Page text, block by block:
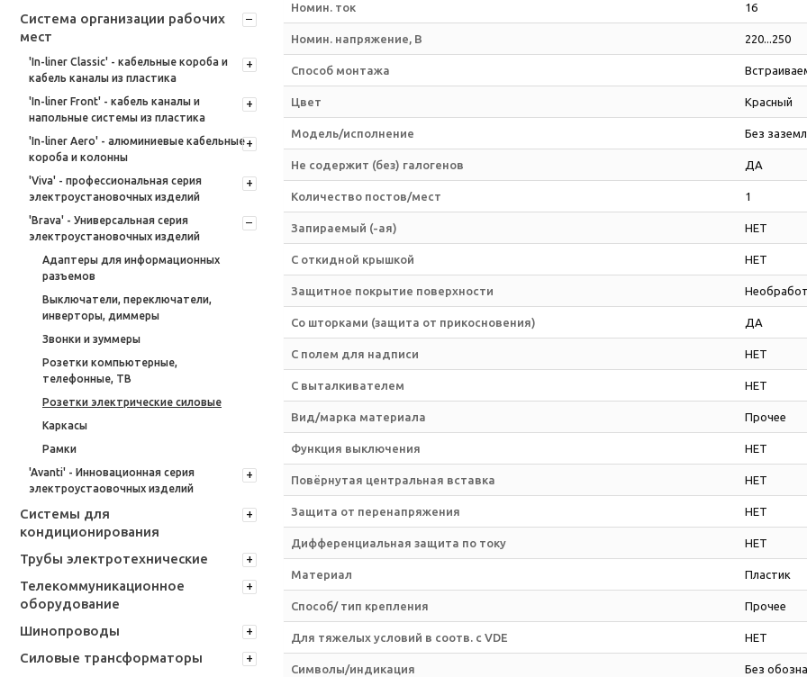
Система организации рабочих
мест
'In-liner Classic' - кабельные короба и
кабель каналы из пластика
'In-liner Front' - кабель каналы и
напольные системы из пластика
'In-liner Aero' - алюминиевые кабельные
короба и колонны
'Viva' - профессиональная серия
электроустановочных изделий
'Brava' - Универсальная серия
электроустановочных изделий
Адаптеры для информационных
разъемов
Выключатели, переключатели,
инверторы, диммеры
Звонки и зуммеры
Розетки компьютерные,
телефонные, ТВ
Розетки электрические силовые
Каркасы
Рамки
'Avanti' - Инновационная серия
электроустаовочных изделий
Системы для
кондиционирования
Трубы электротехнические
Телекоммуникационное
оборудование
Шинопроводы
Силовые трансформаторы
Номин. ток 16
Номин. напряжение, В 220...250
Способ монтажа
Цвет Красный
Модель/исполнение Без
Не содержит (без) галогенов ДА
Количество постов/мест 1
Запираемый (-ая) НЕТ
С откидной крышкой НЕТ
Защитное покрытие поверхности
Со шторками (защита от прикосновения) ДА
С полем для надписи НЕТ
С выталкивателем НЕТ
Вид/марка материала Прочее
Функция выключения НЕТ
Повёрнутая центральная вставка НЕТ
Защита от перенапряжения НЕТ
Дифференциальная защита по току НЕТ
Материал Пластик
Способ/ тип крепления Прочее
Для тяжелых условий в соотв. с VDE НЕТ
Символы/индикация Без